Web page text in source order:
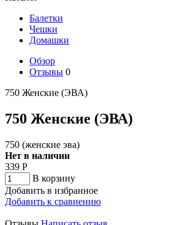
Балетки
Чешки
Домашки
Обзор
Отзывы 0
750 Женские (ЭВА)
750 Женские (ЭВА)
750 (женские эва)
Нет в наличии
339 Р
В корзину
Добавить в избранное
Добавить к сравнению